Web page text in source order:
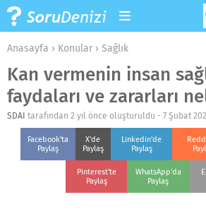
Anasayfa › Konular › Sağlık
Kan vermenin insan
faydaları ve zararları
SDAI tarafından 2 yıl önce oluşturuldu - 7 Şubat
Facebook'ta
Paylaş
X'de
Paylaş
Linkedin'de
Paylaş
Pinterest'te
Paylaş
WhatsApp'da
Paylaş